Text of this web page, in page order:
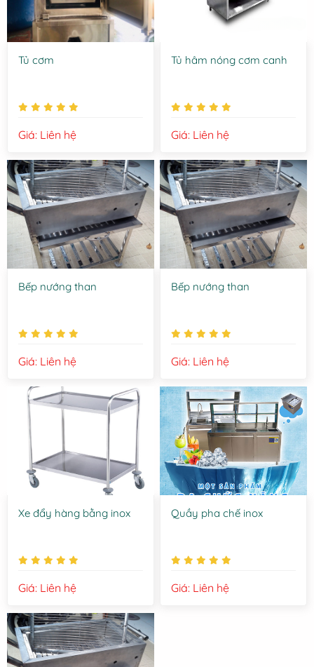
Tủ cơm
Giá: Liên hệ
Tủ hâm nóng cơm canh
Giá: Liên hệ
Bếp nướng than
Giá: Liên hệ
Bếp nướng than
Giá: Liên hệ
Xe đẩy hàng bằng inox
Giá: Liên hệ
Quầy pha chế inox
Giá: Liên hệ